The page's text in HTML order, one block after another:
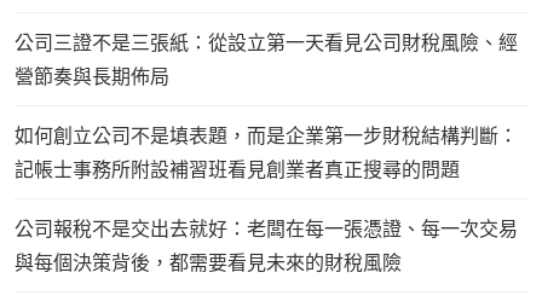
公司三證不是三張紙：從設立第一天看見公司財稅風險、經
營節奏與長期佈局
如何創立公司不是填表題，而是企業第一步財稅結構判斷：
記帳士事務所附設補習班看見創業者真正搜尋的問題
公司報稅不是交出去就好：老闆在每一張憑證、每一次交易
與每個決策背後，都需要看見未來的財稅風險